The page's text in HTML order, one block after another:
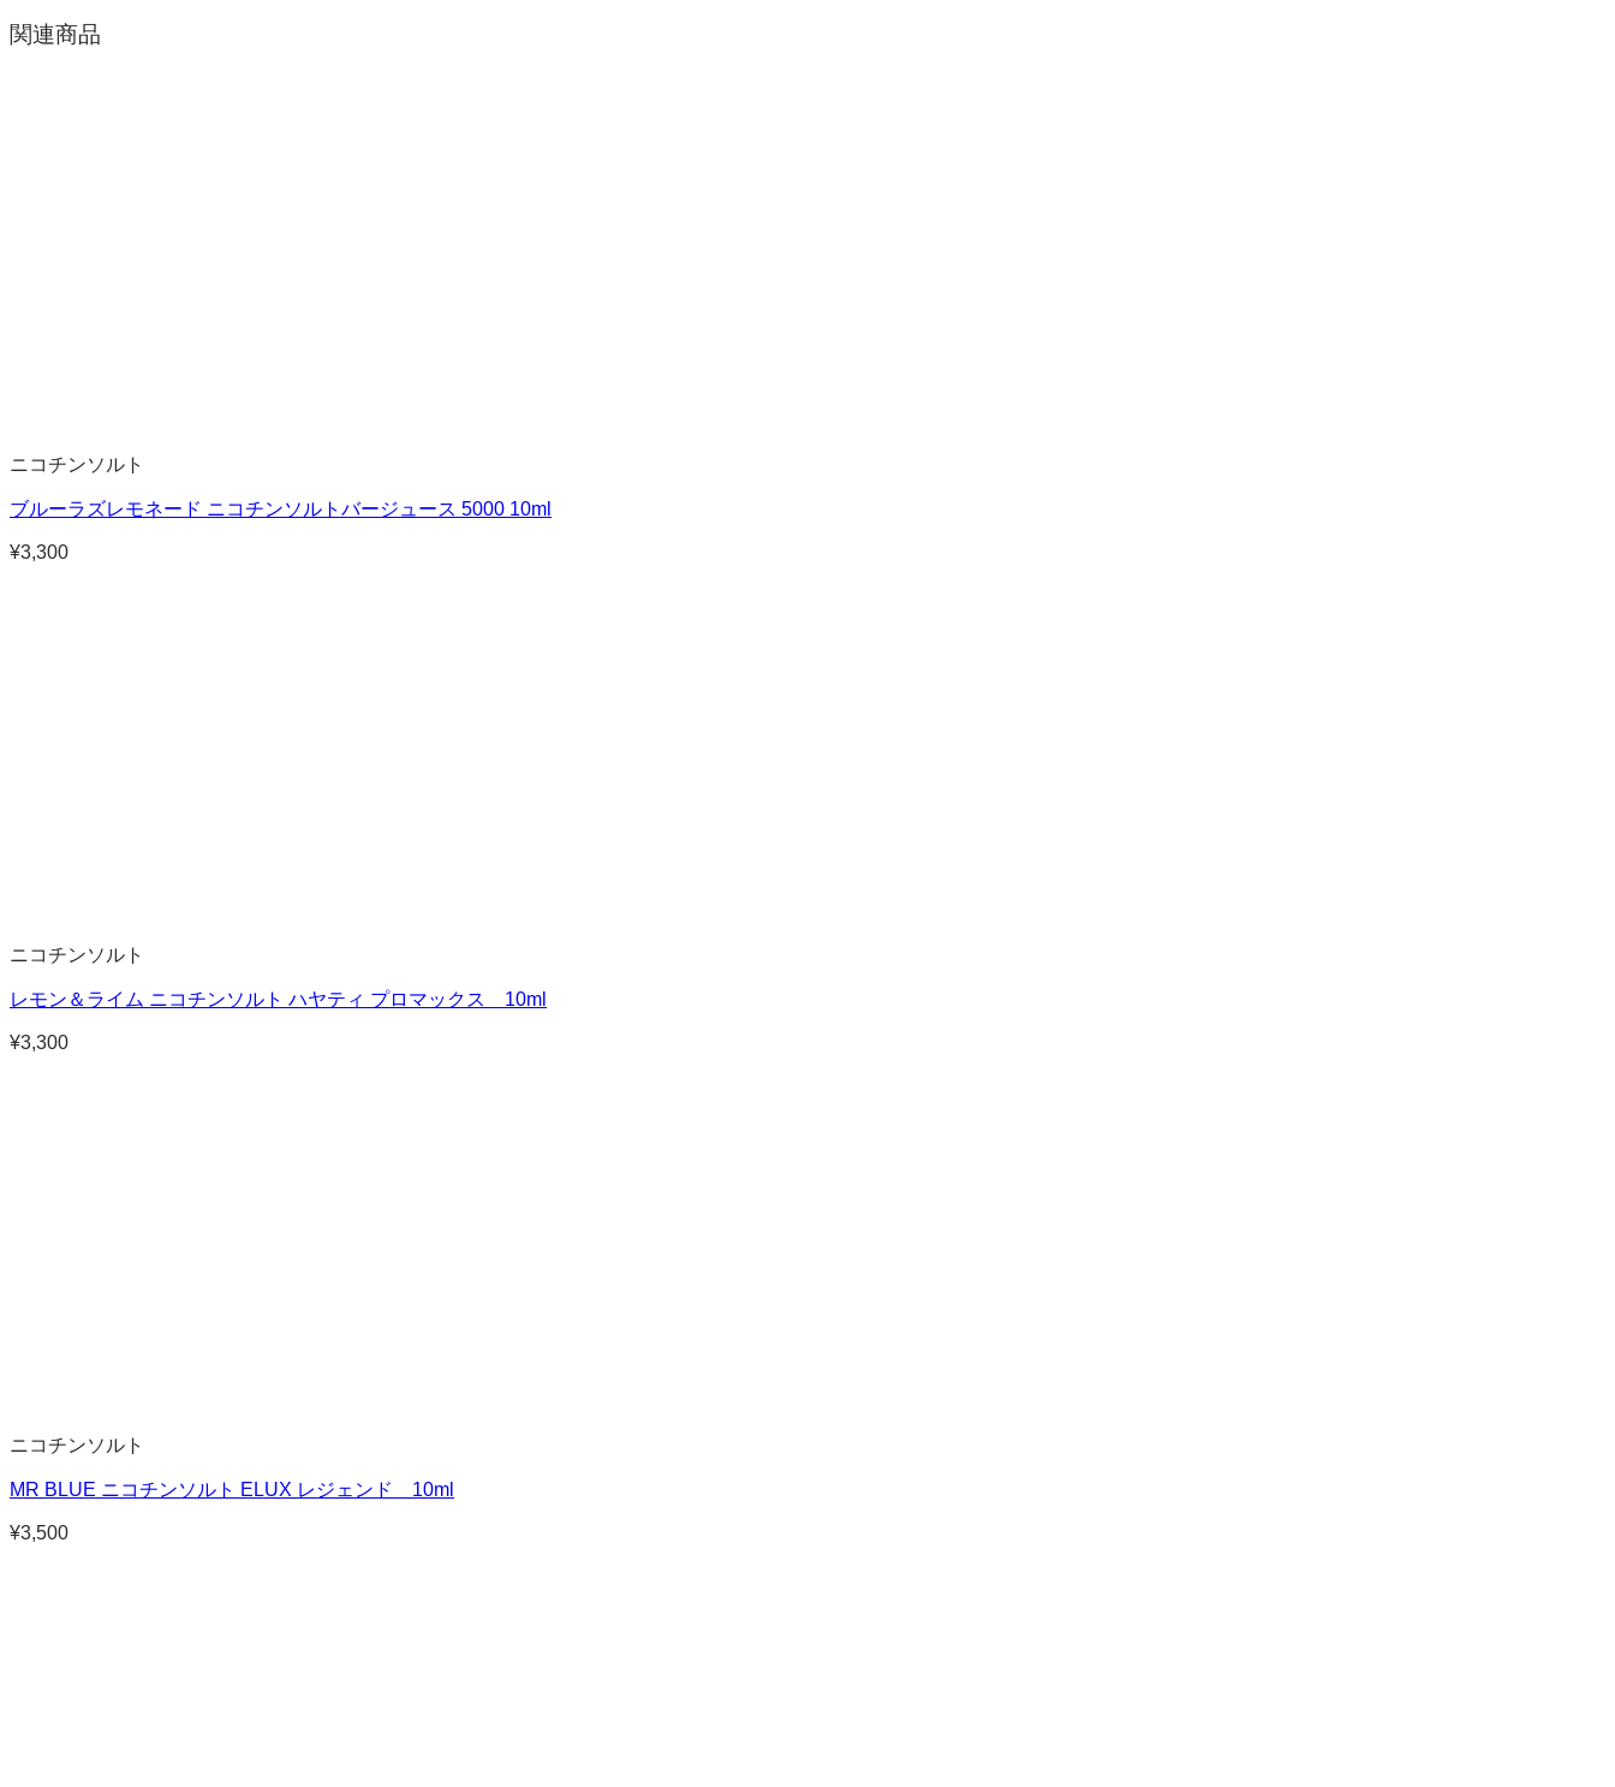
関連商品
ニコチンソルト
ブルーラズレモネード ニコチンソルトバージュース 5000 10ml
¥3,300
ニコチンソルト
レモン＆ライム ニコチンソルト ハヤティ プロマックス 10ml
¥3,300
ニコチンソルト
MR BLUE ニコチンソルト ELUX レジェンド 10ml
¥3,500